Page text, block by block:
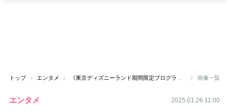
トップ エンタメ 画像一覧
エンタメ 2025.01.26 11:00